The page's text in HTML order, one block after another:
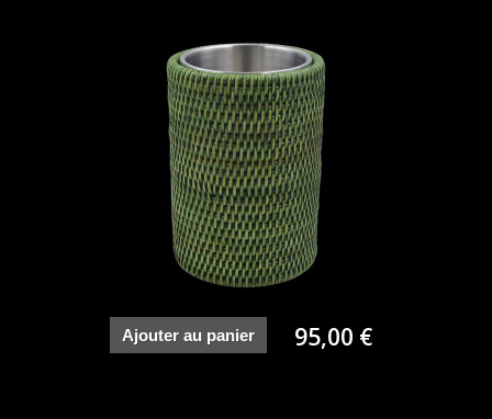
Ajouter au panier 95,00 €